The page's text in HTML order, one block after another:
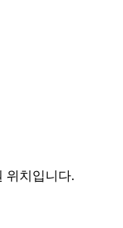
위치입니다.